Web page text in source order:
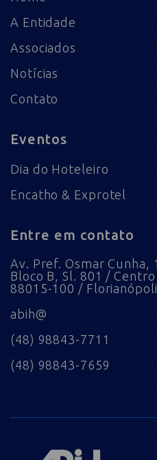
A Entidade
Associados
Notícias
Contato
Eventos
Dia do Hoteleiro
Encatho & Exprotel
Entre em contato
Av. Pref. Osmar Cunha,
Bloco B, Sl. 801 /
88015-100 /
abih@
(48) 98843-7711
(48) 98843-7659